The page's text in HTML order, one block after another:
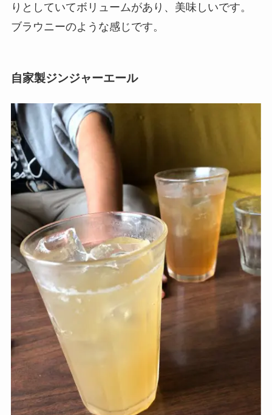
りとしていてボリュームがあり、美味しいです。
ブラウニーのような感じです。
自家製ジンジャーエール